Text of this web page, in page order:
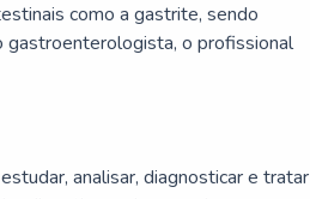
como a gastrite, sendo
gastroenterologista, o profissional
analisar, diagnosticar e tratar